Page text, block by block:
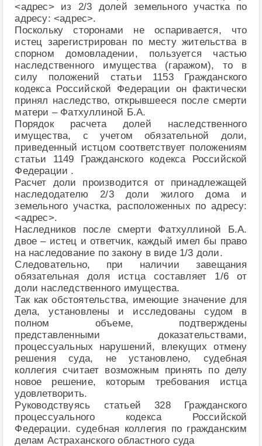
<адрес> из 2/3 долей земельного участка по
адресу: <адрес>.
Поскольку сторонами не оспаривается, что
истец зарегистрирован по месту жительства в
спорном домовладении, пользуется частью
наследственного имущества (гаражом), то в
силу положений статьи 1153 Гражданского
кодекса Российской Федерации он фактически
принял наследство, открывшееся после смерти
матери – Фатхуллиной Б.А.
Порядок расчета долей наследственного
имущества, с учетом обязательной доли,
приведенный истцом соответствует положениям
статьи 1149 Гражданского кодекса Российской
Федерации .
Расчет доли производится от принадлежащей
наследодателю 2/3 доли жилого дома и
земельного участка, расположенных по адресу:
<адрес>.
Наследников после смерти Фатхуллиной Б.А.
двое – истец и ответчик, каждый имел бы право
на наследование по закону в виде 1/3 доли.
Следовательно, при наличии завещания
обязательная доля истца составляет 1/6 от
доли наследственного имущества.
Так как обстоятельства, имеющие значение для
дела, установлены и исследованы судом в
полном объеме, подтверждены
представленными доказательствами,
процессуальных нарушений, влекущих отмену
решения суда, не установлено, судебная
коллегия считает возможным принять по делу
новое решение, которым требования истца
удовлетворить.
Руководствуясь статьей 328 Гражданского
процессуального кодекса Российской
Федерации. судебная коллегия по гражданским
делам Астраханского областного суда